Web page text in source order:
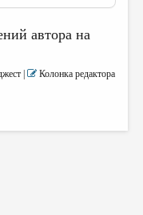
автора на
|
Колонка редактора